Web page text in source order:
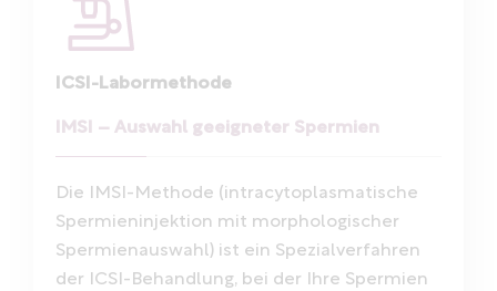
ICSI-Labormethode
IMSI – Auswahl geeigneter Spermien
Die IMSI-Methode (intracytoplasmatische
Spermieninjektion mit morphologischer
Spermienauswahl) ist ein Spezialverfahren
der ICSI-Behandlung, bei der Ihre Spermien